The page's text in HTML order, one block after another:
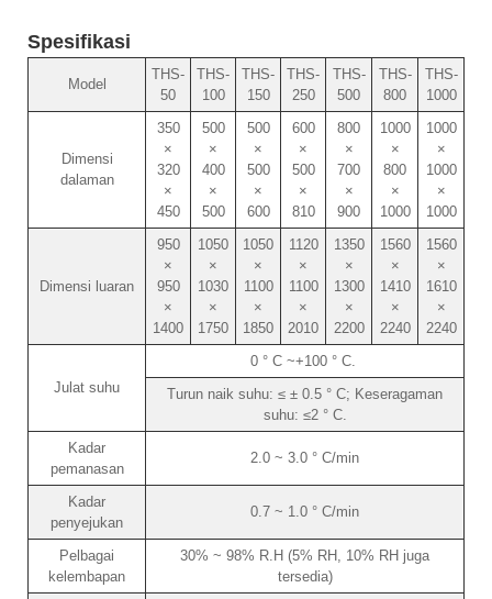
Spesifikasi
Model
THS-
50
THS-
100
THS-
150
THS-
250
THS-
500
THS-
800
THS-
1000
Dimensi
dalaman
350
×
320
×
450
500
×
400
×
500
500
×
500
×
600
600
×
500
×
810
800
×
700
×
900
1000
×
800
×
1000
1000
×
1000
×
1000
Dimensi luaran
950
×
950
×
1400
1050
×
1030
×
1750
1050
×
1100
×
1850
1120
×
1100
×
2010
1350
×
1300
×
2200
1560
×
1410
×
2240
1560
×
1610
×
2240
Julat suhu
0 ° C ~+100 ° C.
Turun naik suhu: ≤ ± 0.5 ° C; Keseragaman
suhu: ≤2 ° C.
Kadar
pemanasan
2.0 ~ 3.0 ° C/min
Kadar
penyejukan
0.7 ~ 1.0 ° C/min
Pelbagai
kelembapan
30% ~ 98% R.H (5% RH, 10% RH juga
tersedia)